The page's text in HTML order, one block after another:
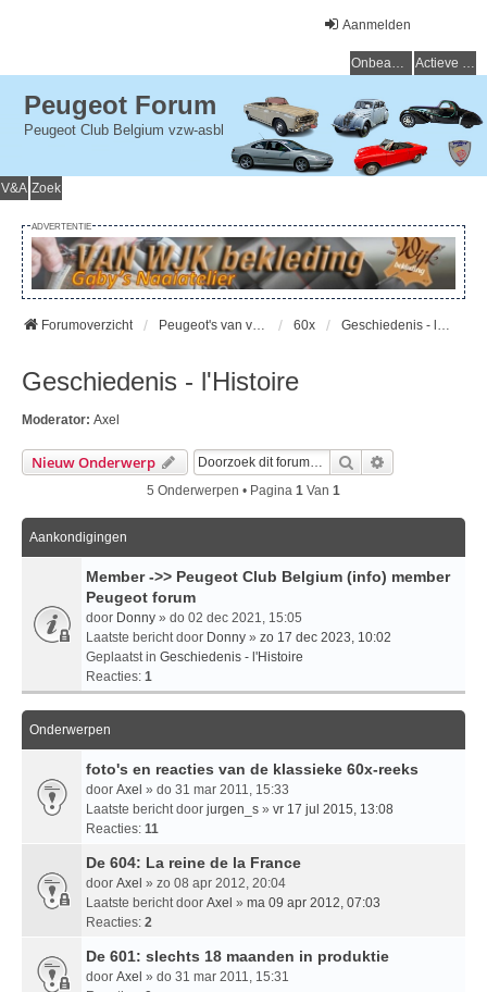
Aanmelden
Onbeantwoorde onderwerpen Actieve onderwerpen
Peugeot Forum
Peugeot Club Belgium vzw-asbl
V&A Zoek
ADVERTENTIE
Forumoverzicht Peugeot's van vroeger (> 15 jaar) - Peugeot du passé (> 15 ans) 60x Geschiedenis - l'Histoire
Geschiedenis - l'Histoire
Moderator: Axel
Nieuw Onderwerp Zoek
5 Onderwerpen • Pagina 1 Van 1
Aankondigingen
Member ->> Peugeot Club Belgium (info) member
Peugeot forum
door Donny » do 02 dec 2021, 15:05
Laatste bericht door Donny » zo 17 dec 2023, 10:02
Geplaatst in Geschiedenis - l'Histoire
Reacties: 1
Onderwerpen
foto's en reacties van de klassieke 60x-reeks
door Axel » do 31 mar 2011, 15:33
Laatste bericht door jurgen_s » vr 17 jul 2015, 13:08
Reacties: 11
De 604: La reine de la France
door Axel » zo 08 apr 2012, 20:04
Laatste bericht door Axel » ma 09 apr 2012, 07:03
Reacties: 2
De 601: slechts 18 maanden in produktie
door Axel » do 31 mar 2011, 15:31